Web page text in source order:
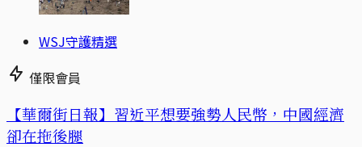
WSJ守護精選
僅限會員
【華爾街日報】習近平想要強勢人民幣，中國經濟
卻在拖後腿